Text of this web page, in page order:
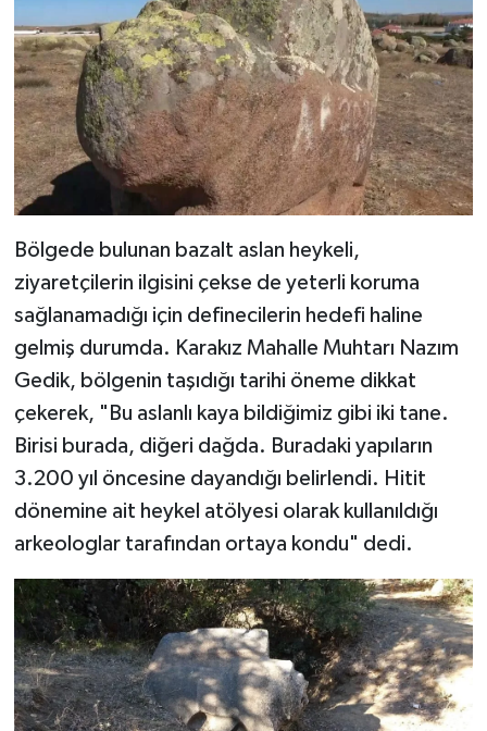
Bölgede bulunan bazalt aslan heykeli,
ziyaretçilerin ilgisini çekse de yeterli koruma
sağlanamadığı için definecilerin hedefi haline
gelmiş durumda. Karakız Mahalle Muhtarı Nazım
Gedik, bölgenin taşıdığı tarihi öneme dikkat
çekerek, "Bu aslanlı kaya bildiğimiz gibi iki tane.
Birisi burada, diğeri dağda. Buradaki yapıların
3.200 yıl öncesine dayandığı belirlendi. Hitit
dönemine ait heykel atölyesi olarak kullanıldığı
arkeologlar tarafından ortaya kondu" dedi.